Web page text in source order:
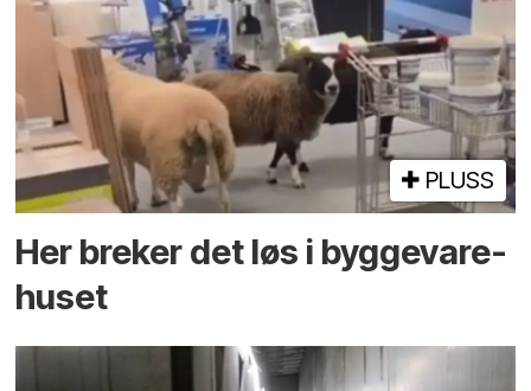
PLUSS
Her breker det løs i bygge­vare­
huset